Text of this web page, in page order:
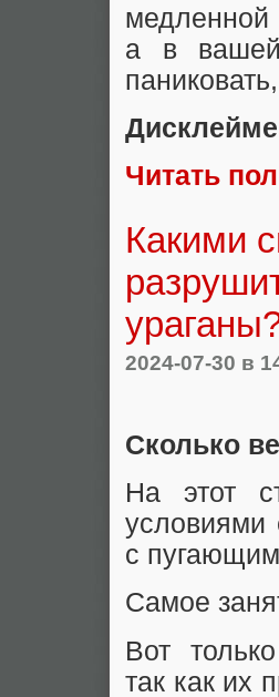
медленной
а в вашей
Читать
Какими
2024-07-30 в
Сколько
На этот
условиями
с
Самое
Вот
так как их